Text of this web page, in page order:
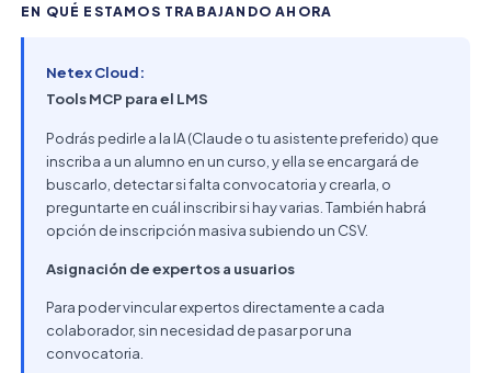
EN QUÉ ESTAMOS TRABAJANDO AHORA
Netex Cloud:
Tools MCP para el LMS
Podrás pedirle a la IA (Claude o tu asistente preferido) que
inscriba a un alumno en un curso, y ella se encargará de
buscarlo, detectar si falta convocatoria y crearla, o
preguntarte en cuál inscribir si hay varias. También habrá
opción de inscripción masiva subiendo un CSV.
Asignación de expertos a usuarios
Para poder vincular expertos directamente a cada
colaborador, sin necesidad de pasar por una
convocatoria.